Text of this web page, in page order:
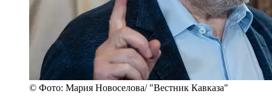
© Фото: Мария Новоселова/ "Вестник Кавказа"